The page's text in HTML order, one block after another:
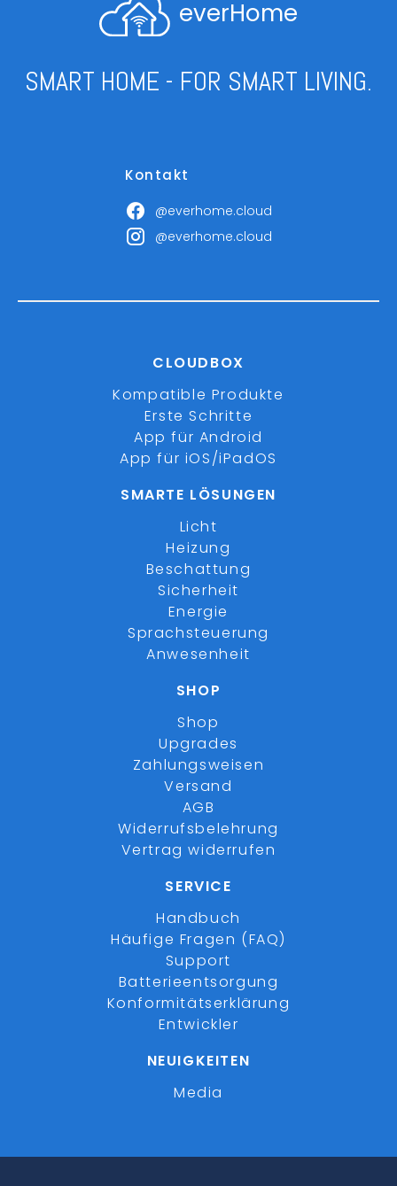
everHome
SMART HOME - FOR SMART LIVING.
Kontakt
@everhome.cloud
@everhome.cloud
CLOUDBOX
Kompatible Produkte
Erste Schritte
App für Android
App für iOS/iPadOS
SMARTE LÖSUNGEN
Licht
Heizung
Beschattung
Sicherheit
Energie
Sprachsteuerung
Anwesenheit
SHOP
Shop
Upgrades
Zahlungsweisen
Versand
AGB
Widerrufsbelehrung
Vertrag widerrufen
SERVICE
Handbuch
Häufige Fragen (FAQ)
Support
Batterieentsorgung
Konformitätserklärung
Entwickler
NEUIGKEITEN
Media